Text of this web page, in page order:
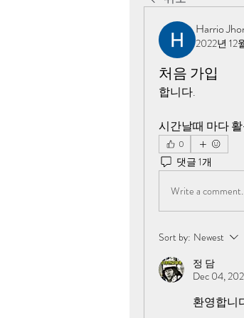
Harrio
2022년 12
처음 가입
합니다.
시간날때 마다
0
댓글 1개
Write a
Sort by: Newest
정 담
Dec 04,
환영합니